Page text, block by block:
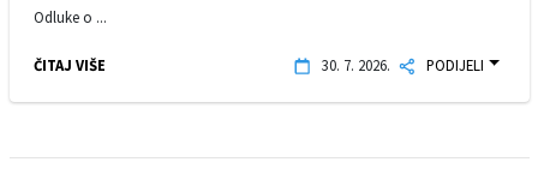
Odluke o ...
ČITAJ VIŠE 30. 7. 2026. PODIJELI